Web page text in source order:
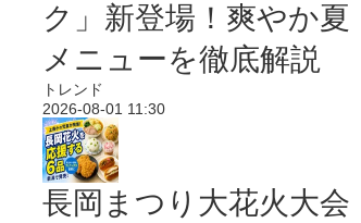
ク」新登場！爽やか夏
メニューを徹底解説
トレンド
2026-08-01 11:30
長岡まつり大花火大会